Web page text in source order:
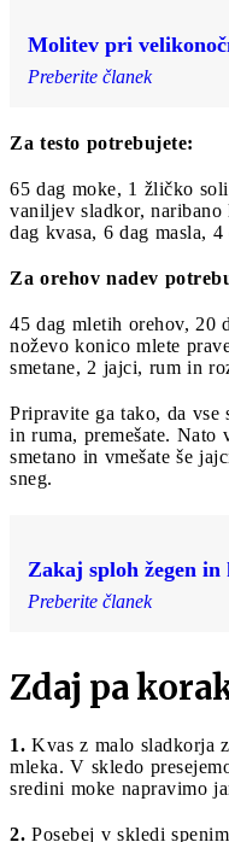
Molitev pri
Preberite članek
Za testo potrebujete:
65 dag moke, 1 žličko
vaniljev sladkor,
dag kvasa, 6 dag masla,
Za orehov nadev
45 dag mletih orehov, 20
noževo konico mlete
smetane, 2 jajci, rum in
Pripravite ga tako, da vse
in ruma, premešate. Nato
smetano in vmešate še
sneg.
Zakaj sploh žegen in
Preberite članek
Zdaj pa
1. Kvas z malo sladkorja
mleka. V skledo
sredini moke napravimo
2. Posebej v skledi